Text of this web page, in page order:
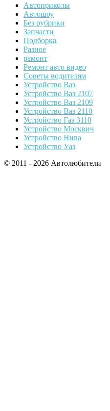
Автоприколы
Автошоу
Без рубрики
Запчасти
Подборка
Разное
ремонт
Ремонт авто видео
Советы водителям
Устройство Ваз
Устройство Ваз 2107
Устройство Ваз 2109
Устройство Ваз 2110
Устройство Газ 3110
Устройство Москвич
Устройство Нива
Устройство Уаз
© 2011 - 2026 Автолюбители